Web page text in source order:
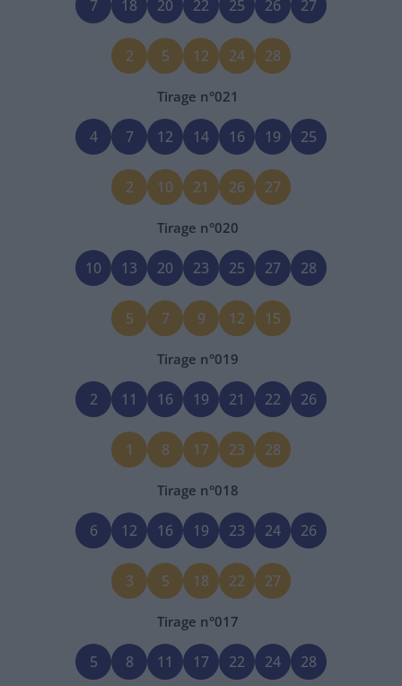
7 18 20 22 25 26 27
2 5 12 24 28
Tirage n°021
4 7 12 14 16 19 25
2 10 21 26 27
Tirage n°020
10 13 20 23 25 27 28
5 7 9 12 15
Tirage n°019
2 11 16 19 21 22 26
1 8 17 23 28
Tirage n°018
6 12 16 19 23 24 26
3 5 18 22 27
Tirage n°017
5 8 11 17 22 24 28